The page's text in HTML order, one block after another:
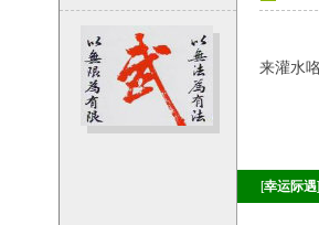
来灌水
[幸运际遇